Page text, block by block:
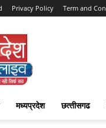
Privacy Policy Term and
Pradesh
Live
मध्यप्रदेश छत्‍तीसगढ